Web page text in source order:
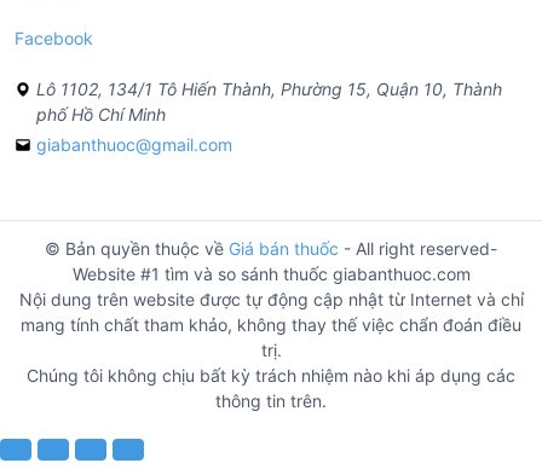
Facebook
Lô 1102, 134/1 Tô Hiến Thành, Phường 15, Quận 10, Thành
phố Hồ Chí Minh
giabanthuoc@gmail.com
© Bản quyền thuộc về Giá bán thuốc - All right reserved-
Website #1 tìm và so sánh thuốc giabanthuoc.com
Nội dung trên website được tự động cập nhật từ Internet và chỉ
mang tính chất tham khảo, không thay thế việc chẩn đoán điều
trị.
Chúng tôi không chịu bất kỳ trách nhiệm nào khi áp dụng các
thông tin trên.